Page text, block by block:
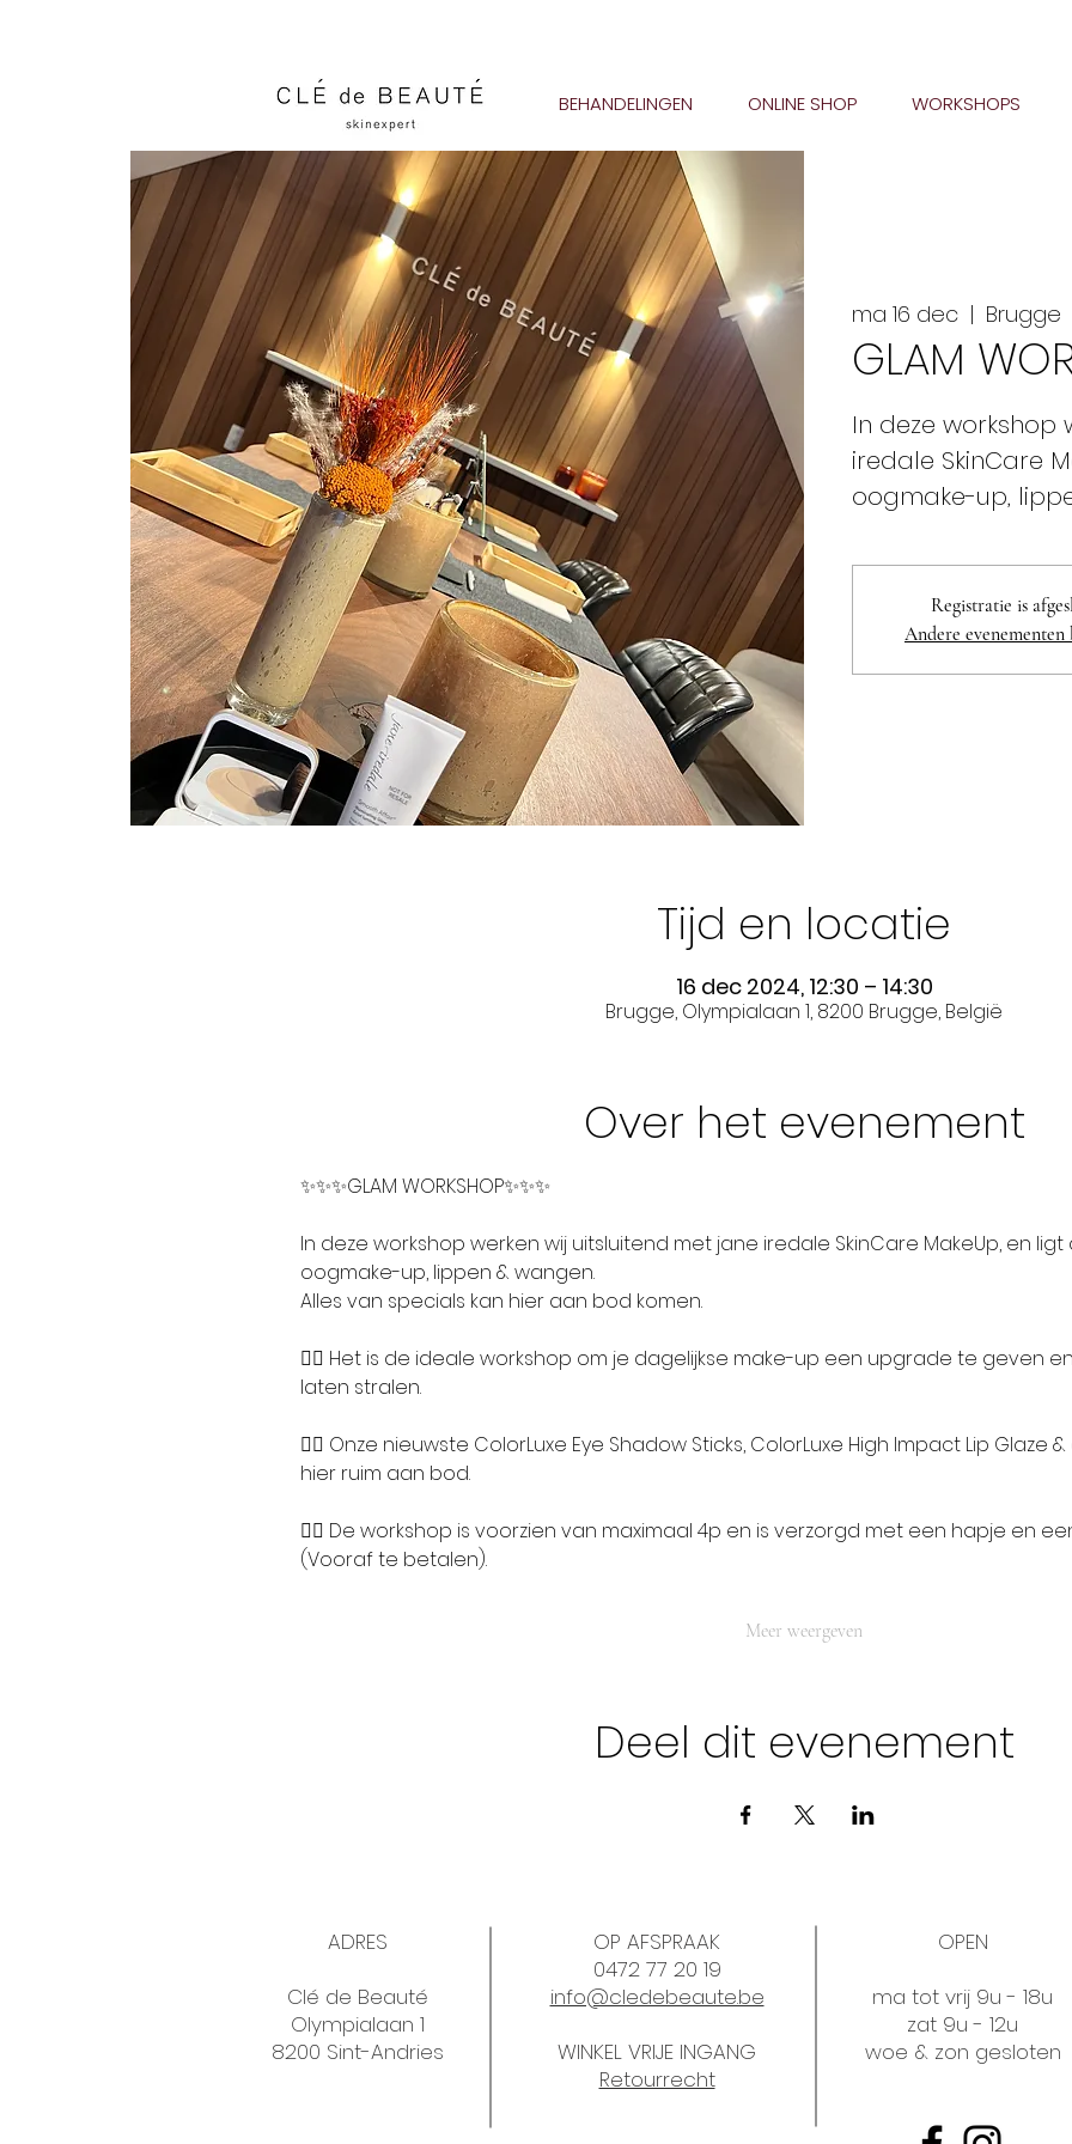
BEHANDELINGEN ONLINE SHOP WORKSHOPS
ma 16 dec
  |
Brugge
GLAM
In deze workshop
iredale SkinCare
Registratie is
Andere
Tijd en locatie
16 dec 2024, 12:30 – 14:30
Brugge, Olympialaan 1, 8200 Brugge, België
Over het evenement
✨✨✨GLAM WORKSHOP✨✨✨
In deze workshop werken wij uitsluitend met jane iredale SkinCare MakeUp, en
oogmake-up, lippen & wangen.
Alles van specials kan hier aan bod komen.
👉🏻 Het is de ideale workshop om je dagelijkse make-up een upgrade te geven
laten stralen.
👉🏻 Onze nieuwste ColorLuxe Eye Shadow Sticks, ColorLuxe High Impact Lip Glaze
hier ruim aan bod.
👉🏻 De workshop is voorzien van maximaal 4p en is verzorgd met een hapje en
(Vooraf te betalen).
Meer weergeven
Deel dit evenement
OP AFSPRAAK
0472 77 20 19
info@cledebeaute.be
WINKEL VRIJE INGANG
Retourrecht
OPEN
ma tot vrij 9u - 18u
zat 9u - 12u
woe & zon gesloten
ADRES
Clé de Beauté
Olympialaan 1
8200 Sint-Andries